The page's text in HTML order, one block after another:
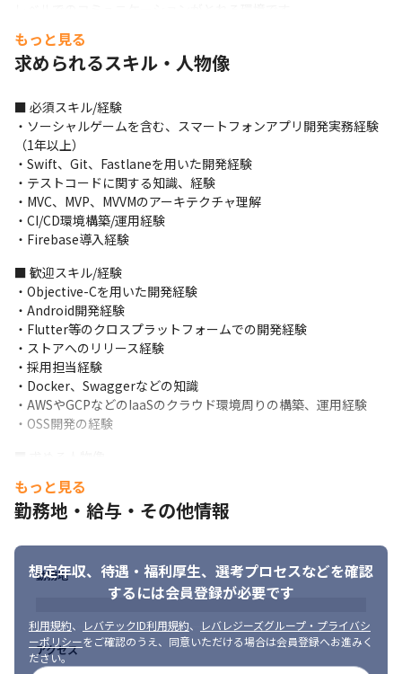
＜プロジェクトについて＞
・平均的には半年から1年程度担当いただきます
採用しているプロジェクトもあります
・主にタスク管理にはGitHub、Backlog、コミュニケーションに
はSlackやGoogle Meetを用いていますが、プロジェクト先によっ
ては別のツールを用いる可能性があります
＜入社後の流れ＞
・これまでの技術力を活かせるプロジェクトでの業務をお任せし
ます
・最初から開発に関わる業務をお任せするため、早い段階からさ
らに技術力を高められる環境です
■ この仕事の面白み、魅力
・業務の幅を明確に決めていないため、例えばフロントエンド開
発担当でもバックエンド周りの開発の担当もでき、スキルアップ
しやすい環境です
・上流工程から担当するプロジェクトもあるため、新しい技術や
手法を提案する機会があります
・顧客との距離が近く、ビジネスの提案からできる体制がありま
す
もっと見る
求められるスキル・人物像
■ 必須スキル/経験
・ソーシャルゲームを含む、スマートフォンアプリ開発実務経験
（1年以上）
・Swift、Git、Fastlaneを用いた開発経験
・テストコードに関する知識、経験
・MVC、MVP、MVVMのアーキテクチャ理解
・CI/CD環境構築/運用経験
・Firebase導入経験
■ 歓迎スキル/経験
・Objective-Cを用いた開発経験
・Android開発経験
・Flutter等のクロスプラットフォームでの開発経験
・ストアへのリリース経験
・採用担当経験
・Docker、Swaggerなどの知識
・AWSやGCPなどのIaaSのクラウド環境周りの構築、運用経験
・OSS開発の経験
・職種にとらわれずサービスの改善につながる提案をいただける
方
・自ら積極的にコミュニケーションが取れる方
・新しいことに対してチャレンジ精神が旺盛な方
もっと見る
勤務地・給与・その他情報
想定年収、待遇・福利厚生、 選考プロセスなどを確認
するには会員登録が必要です
利用規約、 レバテックID利用規約、
レバレジーズグループ・プライバシ
ーポリシーをご確認のうえ、同意いただける場合は会員登録へお進みく
ださい。
勤務地
アクセス